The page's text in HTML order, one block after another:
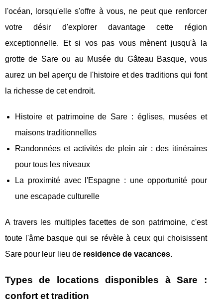
l'océan, lorsqu'elle s'offre à vous, ne peut que renforcer
votre désir d'explorer davantage cette région
exceptionnelle. Et si vos pas vous mènent jusqu'à la
grotte de Sare ou au Musée du Gâteau Basque, vous
aurez un bel aperçu de l'histoire et des traditions qui font
la richesse de cet endroit.
Histoire et patrimoine de Sare : églises, musées et
maisons traditionnelles
Randonnées et activités de plein air : des itinéraires
pour tous les niveaux
La proximité avec l'Espagne : une opportunité pour
une escapade culturelle
A travers les multiples facettes de son patrimoine, c'est
toute l'âme basque qui se révèle à ceux qui choisissent
Sare pour leur lieu de residence de vacances.
Types de locations disponibles à Sare :
confort et tradition